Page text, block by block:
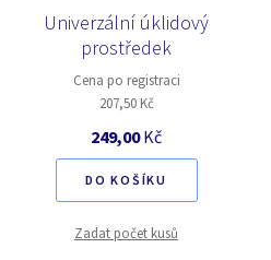
Univerzální úklidový
prostředek
Cena po registraci
207,50 Kč
249,00Kč
DO KOŠÍKU
Zadat počet kusů